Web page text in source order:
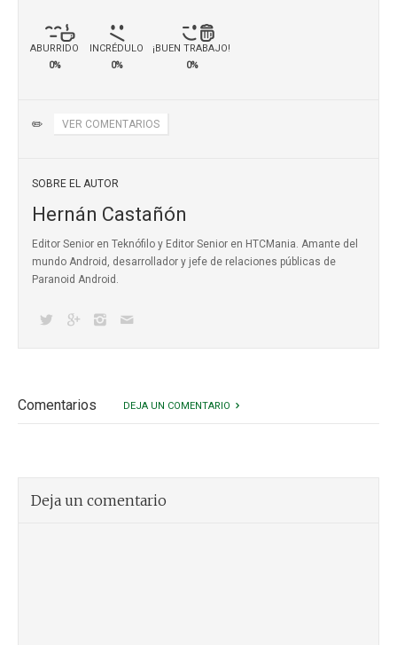
ABURRIDO
0%
INCRÉDULO
0%
¡BUEN TRABAJO!
0%
✏️ VER COMENTARIOS
SOBRE EL AUTOR
Hernán Castañón
Editor Senior en Teknófilo y Editor Senior en HTCMania. Amante del
mundo Android, desarrollador y jefe de relaciones públicas de
Paranoid Android.
Comentarios DEJA UN COMENTARIO
Deja un comentario